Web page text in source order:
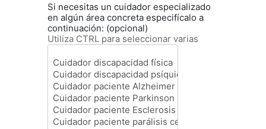
Si necesitas un cuidador especializado
en algún área concreta especifícalo a
continuación: (opcional)
Utiliza CTRL para seleccionar varias